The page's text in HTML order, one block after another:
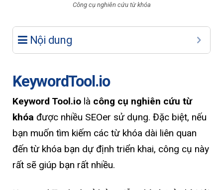
Công cụ nghiên cứu từ khóa
Nội dung
KeywordTool.io
Keyword Tool.io là công cụ nghiên cứu từ
khóa được nhiều SEOer sử dụng. Đặc biệt, nếu
bạn muốn tìm kiếm các từ ​​khóa dài liên quan
đến từ khóa bạn dự định triển khai, công cụ này
rất sẽ giúp bạn rất nhiều.